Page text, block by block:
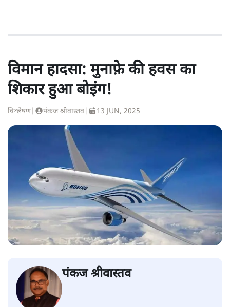
विमान हादसा: मुनाफ़े की हवस का
शिकार हुआ बोइंग!
विश्लेषण| पंकज श्रीवास्तव 13 JUN, 2025
पंकज श्रीवास्तव